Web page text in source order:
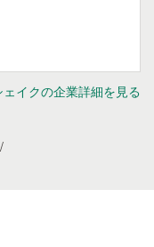
イクの企業詳細を見る
/